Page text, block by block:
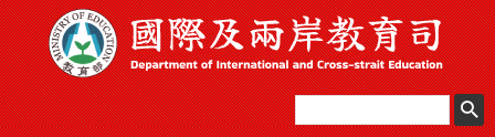
跳到主要內容區塊